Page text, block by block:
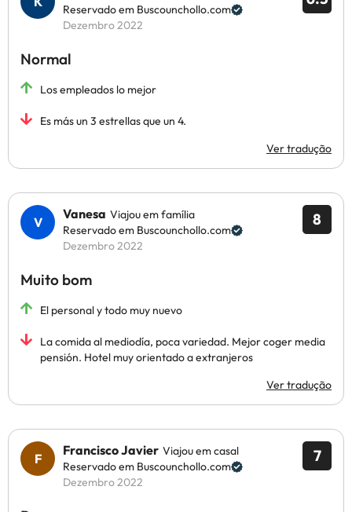
Reservado em Buscounchollo.com
Dezembro 2022
Normal
Los empleados lo mejor
Es más un 3 estrellas que un 4.
Ver tradução
8
Vanesa Viajou em família
Reservado em Buscounchollo.com
Dezembro 2022
Muito bom
El personal y todo muy nuevo
La comida al mediodía, poca variedad. Mejor coger media
pensión. Hotel muy orientado a extranjeros
Ver tradução
7
Francisco Javier Viajou em casal
Reservado em Buscounchollo.com
Dezembro 2022